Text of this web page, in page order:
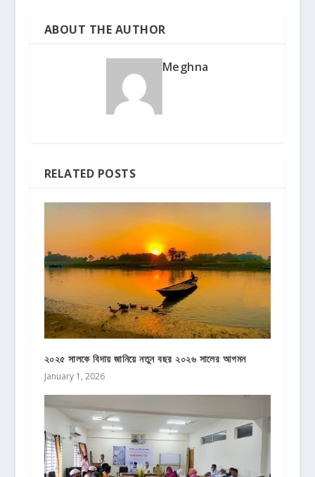
ABOUT THE AUTHOR
Meghna
RELATED POSTS
২০২৫ সালকে বিদায় জানিয়ে নতুন বছর ২০২৬ সালের আগমন
January 1, 2026